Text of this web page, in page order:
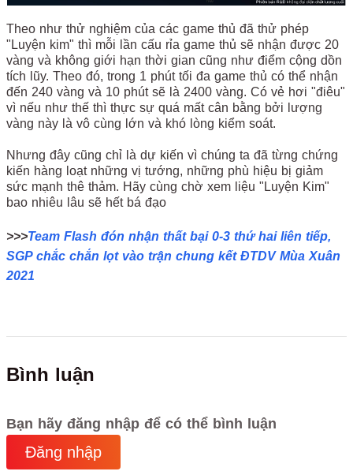
Theo như thử nghiệm của các game thủ đã thử phép
"Luyện kim" thì mỗi lần cấu rỉa game thủ sẽ nhận được 20
vàng và không giới hạn thời gian cũng như điểm cộng dồn
tích lũy. Theo đó, trong 1 phút tối đa game thủ có thể nhận
đến 240 vàng và 10 phút sẽ là 2400 vàng. Có vẻ hơi "điêu"
vì nếu như thế thì thực sự quá mất cân bằng bởi lượng
vàng này là vô cùng lớn và khó lòng kiểm soát.
Nhưng đây cũng chỉ là dự kiến vì chúng ta đã từng chứng
kiến hàng loạt những vị tướng, những phù hiệu bị giảm
sức mạnh thê thảm. Hãy cùng chờ xem liệu "Luyện Kim"
bao nhiêu lâu sẽ hết bá đạo
>>>Team Flash đón nhận thất bại 0-3 thứ hai liên tiếp,
SGP chắc chắn lọt vào trận chung kết ĐTDV Mùa Xuân
2021
Bình luận
Bạn hãy đăng nhập để có thể bình luận
Đăng nhập